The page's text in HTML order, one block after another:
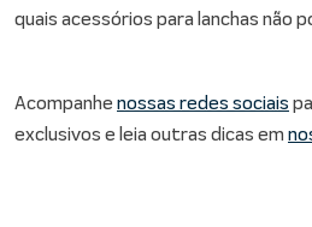
quais acessórios para lanchas não
Acompanhe nossas redes sociais
exclusivos e leia outras dicas em